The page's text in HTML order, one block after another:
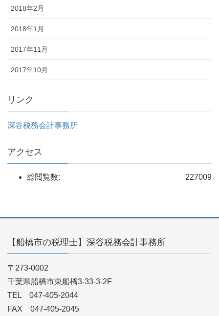
2018年2月
2018年1月
2017年11月
2017年10月
リンク
深谷税務会計事務所
アクセス
227009
総閲覧数:
【船橋市の税理士】深谷税務会計事務所
〒273-0002
千葉県船橋市東船橋3-33-3-2F
TEL 047-405-2044
FAX 047-405-2045